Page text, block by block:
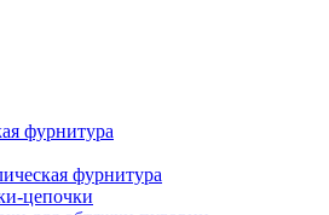
фурнитура
фурнитура
цепочки